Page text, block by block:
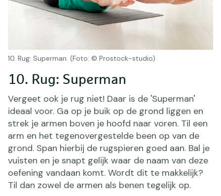
10. Rug: Superman
Vergeet ook je rug niet! Daar is de 'Superman'
ideaal voor. Ga op je buik op de grond liggen en
strek je armen boven je hoofd naar voren. Til een
arm en het tegenovergestelde been op van de
grond. Span hierbij de rugspieren goed aan. Bal je
vuisten en je snapt gelijk waar de naam van deze
oefening vandaan komt. Wordt dit te makkelijk?
Til dan zowel de armen als benen tegelijk op.
10. Rug: Superman. (Foto: © Prostock-studio)